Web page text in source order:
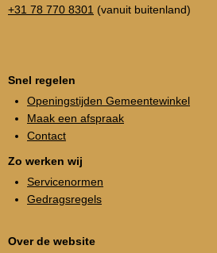
+31 78 770 8301 (vanuit buitenland)
Snel regelen
Openingstijden Gemeentewinkel
Maak een afspraak
Contact
Zo werken wij
Servicenormen
Gedragsregels
Over de website